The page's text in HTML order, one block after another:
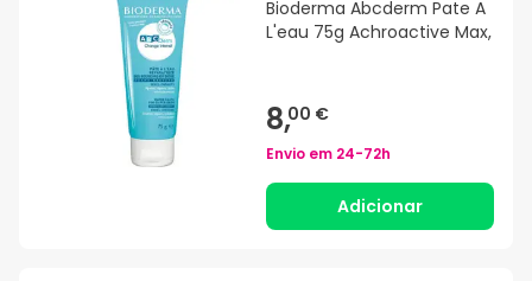
Bioderma Abcderm Pate A
L'eau 75g Achroactive Max,
8,00 €
Envio em 24-72h
Adicionar